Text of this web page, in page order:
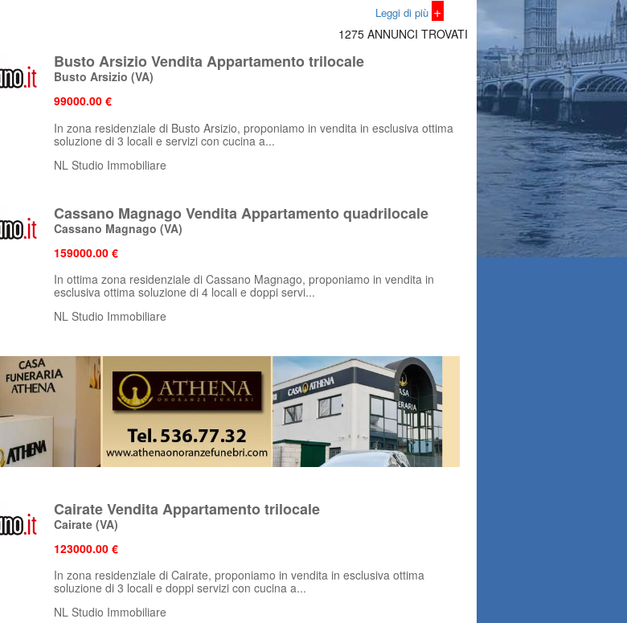
agli spazi più ampi dedicati a chi desidera ambienti luminosi o panoramici, l’offerta copre
complete, indicazioni sulla zona e dettagli utili per comprendere davvero cosa offre
comeloft e open space
e desideri futuri, valutando soluzioni che possano evolvere nel tempo. Per questo la
strumenti chiari per confrontare più opzioni, analizzare ogni dettaglio e
Leggi di più +
1275 ANNUNCI TROVATI
Busto Arsizio Vendita Appartamento trilocale
Busto Arsizio (VA)
99000.00 €
In zona residenziale di Busto Arsizio, proponiamo in vendita in esclusiva ottima
soluzione di 3 locali e servizi con cucina a...
NL Studio Immobiliare
Cassano Magnago Vendita Appartamento quadrilocale
Cassano Magnago (VA)
159000.00 €
In ottima zona residenziale di Cassano Magnago, proponiamo in vendita in
esclusiva ottima soluzione di 4 locali e doppi servi...
NL Studio Immobiliare
Cairate Vendita Appartamento trilocale
Cairate(VA)
123000.00 €
In zona residenziale di Cairate, proponiamo in vendita in esclusiva ottima
soluzione di 3 locali e doppi servizi con cucina a...
NL Studio Immobiliare